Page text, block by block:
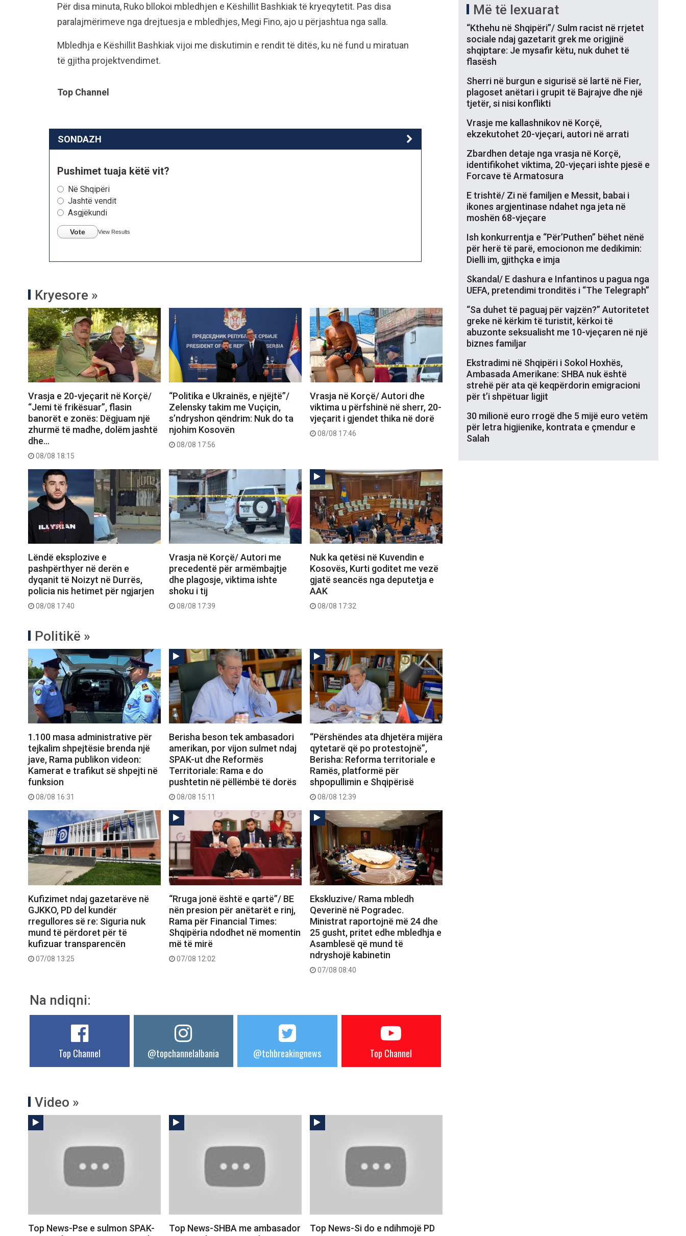
Për disa minuta, Ruko bllokoi mbledhjen e Këshillit Bashkiak të kryeqytetit. Pas disa
paralajmërimeve nga drejtuesja e mbledhjes, Megi Fino, ajo u përjashtua nga salla.
Mbledhja e Këshillit Bashkiak vijoi me diskutimin e rendit të ditës, ku në fund u miratuan
të gjitha projektvendimet.
Top Channel
SONDAZH
Pushimet tuaja këtë vit?
Në Shqipëri
Jashtë vendit
Asgjëkundi
Vote View Results
Kryesore »
Vrasja e 20-vjeçarit në Korçë/
“Jemi të frikësuar”, flasin
banorët e zonës: Dëgjuam një
zhurmë të madhe, dolëm jashtë
dhe…
08/08 18:15
“Politika e Ukrainës, e njëjtë”/
Zelensky takim me Vuçiçin,
s’ndryshon qëndrim: Nuk do ta
njohim Kosovën
08/08 17:56
Vrasja në Korçë/ Autori dhe
viktima u përfshinë në sherr, 20-
vjeçarit i gjendet thika në dorë
08/08 17:46
Lëndë eksplozive e
pashpërthyer në derën e
dyqanit të Noizyt në Durrës,
policia nis hetimet për ngjarjen
08/08 17:40
Vrasja në Korçë/ Autori me
precedentë për armëmbajtje
dhe plagosje, viktima ishte
shoku i tij
08/08 17:39
Nuk ka qetësi në Kuvendin e
Kosovës, Kurti goditet me vezë
gjatë seancës nga deputetja e
AAK
08/08 17:32
Politikë »
1.100 masa administrative për
tejkalim shpejtësie brenda një
jave, Rama publikon videon:
Kamerat e trafikut së shpejti në
funksion
08/08 16:31
Berisha beson tek ambasadori
amerikan, por vijon sulmet ndaj
SPAK-ut dhe Reformës
Territoriale: Rama e do
pushtetin në pëllëmbë të dorës
08/08 15:11
“Përshëndes ata dhjetëra mijëra
qytetarë që po protestojnë”,
Berisha: Reforma territoriale e
Ramës, platformë për
shpopullimin e Shqipërisë
08/08 12:39
Kufizimet ndaj gazetarëve në
GJKKO, PD del kundër
rregullores së re: Siguria nuk
mund të përdoret për të
kufizuar transparencën
07/08 13:25
“Rruga jonë është e qartë”/ BE
nën presion për anëtarët e rinj,
Rama për Financial Times:
Shqipëria ndodhet në momentin
më të mirë
07/08 12:02
Ekskluzive/ Rama mbledh
Qeverinë në Pogradec.
Ministrat raportojnë më 24 dhe
25 gusht, pritet edhe mbledhja e
Asamblesë që mund të
ndryshojë kabinetin
07/08 08:40
Na ndiqni:
Top Channel @topchannelalbania @tchbreakingnews Top Channel
Video »
Top News-Pse e sulmon SPAK-
Top News-SHBA me ambasador
Top News-Si do e ndihmojë PD
Më të lexuarat
“Kthehu në Shqipëri”/ Sulm racist në rrjetet
sociale ndaj gazetarit grek me origjinë
shqiptare: Je mysafir këtu, nuk duhet të
flasësh
Sherri në burgun e sigurisë së lartë në Fier,
plagoset anëtari i grupit të Bajrajve dhe një
tjetër, si nisi konflikti
Vrasje me kallashnikov në Korçë,
ekzekutohet 20-vjeçari, autori në arrati
Zbardhen detaje nga vrasja në Korçë,
identifikohet viktima, 20-vjeçari ishte pjesë e
Forcave të Armatosura
E trishtë/ Zi në familjen e Messit, babai i
ikones argjentinase ndahet nga jeta në
moshën 68-vjeçare
Ish konkurrentja e “Për’Puthen” bëhet nënë
për herë të parë, emocionon me dedikimin:
Dielli im, gjithçka e imja
Skandal/ E dashura e Infantinos u pagua nga
UEFA, pretendimi tronditës i “The Telegraph”
“Sa duhet të paguaj për vajzën?” Autoritetet
greke në kërkim të turistit, kërkoi të
abuzonte seksualisht me 10-vjeçaren në një
biznes familjar
Ekstradimi në Shqipëri i Sokol Hoxhës,
Ambasada Amerikane: SHBA nuk është
strehë për ata që keqpërdorin emigracioni
për t’i shpëtuar ligjit
30 milionë euro rrogë dhe 5 mijë euro vetëm
për letra higjienike, kontrata e çmendur e
Salah